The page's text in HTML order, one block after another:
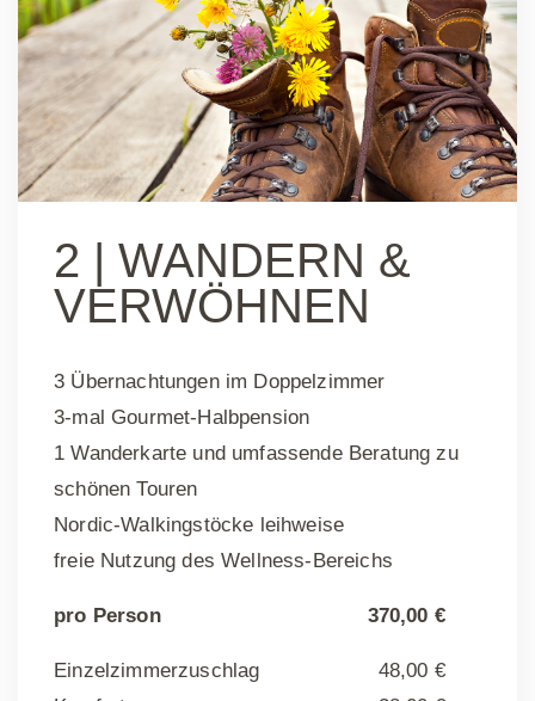
2 | WANDERN &
VERWÖHNEN
3 Übernachtungen im Doppelzimmer
3-mal Gourmet-Halbpension
1 Wanderkarte und umfassende Beratung zu
schönen Touren
Nordic-Walkingstöcke leihweise
freie Nutzung des Wellness-Bereichs
pro Person 370,00 €
Einzelzimmerzuschlag
48,00 €